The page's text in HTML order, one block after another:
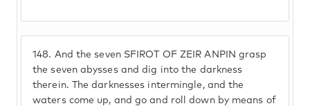
148. And the seven SFIROT OF ZEIR ANPIN grasp
the seven abysses and dig into the darkness
therein. The darknesses intermingle, and the
waters come up, and go and roll down by means of